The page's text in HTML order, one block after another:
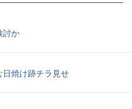
討か
焼け跡チラ見せ